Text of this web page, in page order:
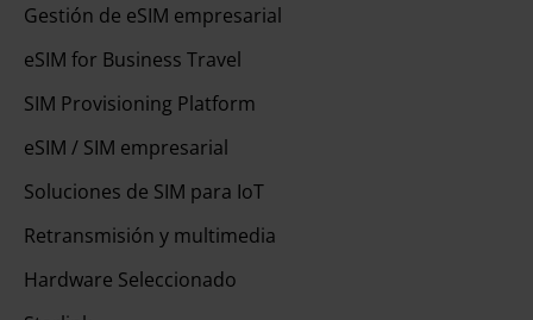
Gestión de eSIM empresarial
eSIM for Business Travel
SIM Provisioning Platform
eSIM / SIM empresarial
Soluciones de SIM para IoT
Retransmisión y multimedia
Hardware Seleccionado